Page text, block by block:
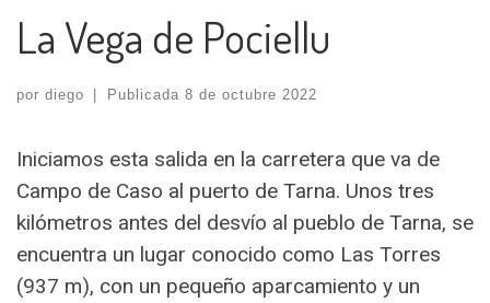
La Vega de Pociellu
por diego Publicada 8 de octubre 2022
Iniciamos esta salida en la carretera que va de
Campo de Caso al puerto de Tarna. Unos tres
kilómetros antes del desvío al pueblo de Tarna, se
encuentra un lugar conocido como Las Torres
(937 m), con un pequeño aparcamiento y un